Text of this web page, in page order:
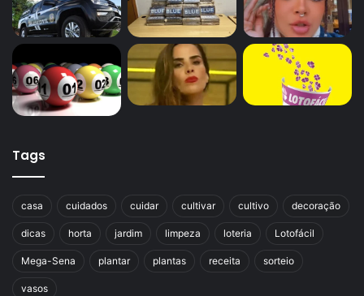
Tags
casa cuidados cuidar cultivar cultivo decoração
dicas horta jardim limpeza loteria Lotofácil
Mega-Sena plantar plantas receita sorteio
vasos